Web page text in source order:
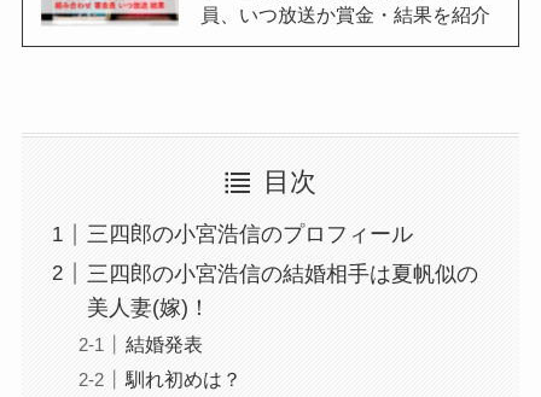
員、いつ放送か賞金・結果を紹介
目次
三四郎の小宮浩信のプロフィール
三四郎の小宮浩信の結婚相手は夏帆似の
美人妻(嫁)！
結婚発表
馴れ初めは？